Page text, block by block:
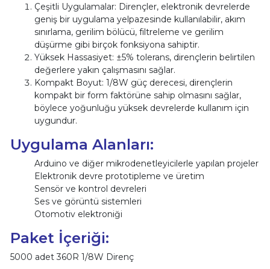
Çeşitli Uygulamalar: Dirençler, elektronik devrelerde
geniş bir uygulama yelpazesinde kullanılabilir, akım
sınırlama, gerilim bölücü, filtreleme ve gerilim
düşürme gibi birçok fonksiyona sahiptir.
Yüksek Hassasiyet: ±5% tolerans, dirençlerin belirtilen
değerlere yakın çalışmasını sağlar.
Kompakt Boyut: 1/8W güç derecesi, dirençlerin
kompakt bir form faktörüne sahip olmasını sağlar,
böylece yoğunluğu yüksek devrelerde kullanım için
uygundur.
Uygulama Alanları:
Arduino ve diğer mikrodenetleyicilerle yapılan projeler
Elektronik devre prototipleme ve üretim
Sensör ve kontrol devreleri
Ses ve görüntü sistemleri
Otomotiv elektroniği
Paket İçeriği:
5000 adet 360R 1/8W Direnç